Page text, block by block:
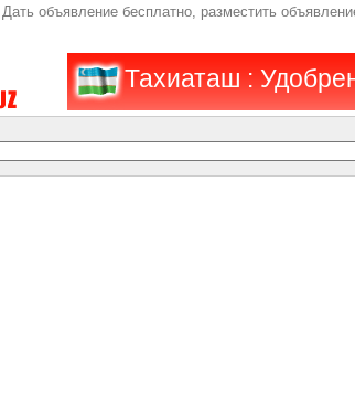
объявление бесплатно, разместить
Тахиаташ :